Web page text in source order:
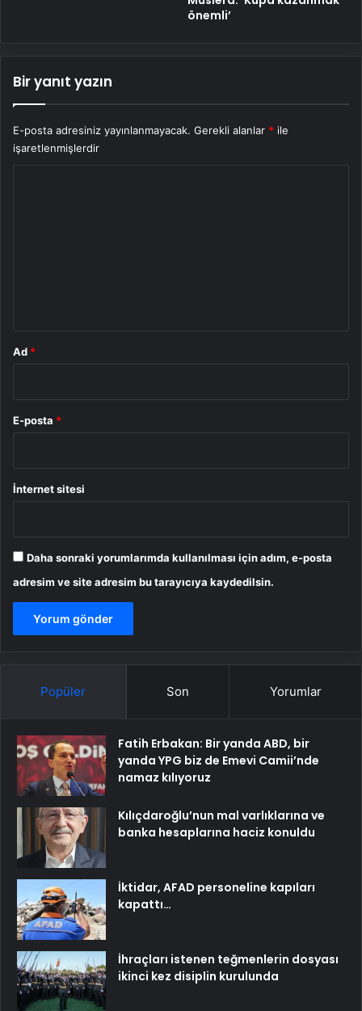
önemli’
Bir yanıt yazın
E-posta adresiniz yayınlanmayacak. Gerekli alanlar * ile
işaretlenmişlerdir
Ad *
E-posta *
İnternet sitesi
Daha sonraki yorumlarımda kullanılması için adım, e-posta
adresim ve site adresim bu tarayıcıya kaydedilsin.
Popüler Son Yorumlar
Fatih Erbakan: Bir yanda ABD, bir
yanda YPG biz de Emevi Camii’nde
namaz kılıyoruz
Kılıçdaroğlu’nun mal varlıklarına ve
banka hesaplarına haciz konuldu
İktidar, AFAD personeline kapıları
kapattı…
İhraçları istenen teğmenlerin dosyası
ikinci kez disiplin kurulunda